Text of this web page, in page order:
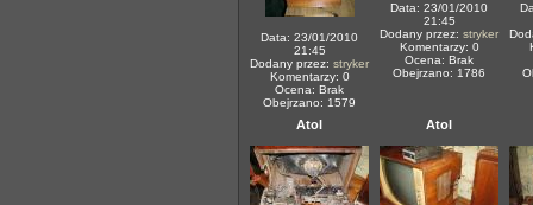
Data: 23/01/2010
21:45
Dodany przez: stryker
Komentarzy: 0
Ocena: Brak
Obejrzano: 1579
Data: 23/01/2010
21:45
Dodany przez: stryker
Komentarzy: 0
Ocena: Brak
Obejrzano: 1786
Atol Atol